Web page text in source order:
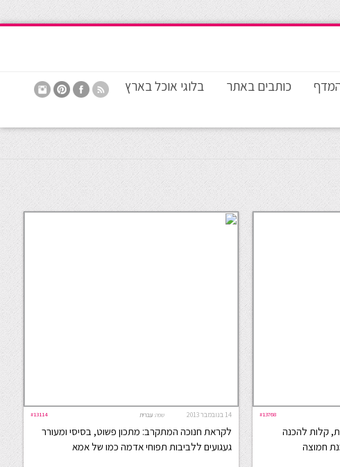
כותבים באתר בלוגי אוכל בארץ
#13768
קלות להכנה
חמוצה
14 בנובמבר 2013 #13114 שפה: עברית
לקראת חנוכה המתקרב: מתכון פשוט, בסיסי ומעורר
געגועים ללביבות תפוחי אדמה כמו של אמא